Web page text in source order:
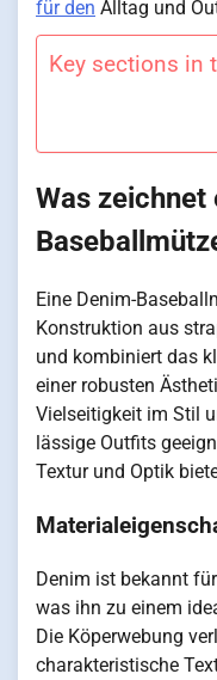
für den Alltag und
Key sections in
Was zeichnet
Eine Denim-
Konstruktion aus
und kombiniert das
einer robusten
Vielseitigkeit im Stil
lässige Outfits
Textur und Optik
Denim ist bekannt
was ihn zu einem
Die Köperwebung
charakteristische